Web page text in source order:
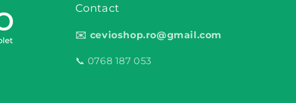
Contact
✉️ cevioshop.ro@gmail.com
📞 0768 187 053